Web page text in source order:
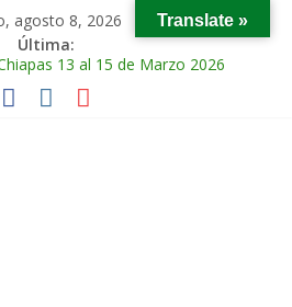
agosto 8, 2026
Última:
13 al 15 de Marzo 2026
31 de Octubre al 2 de
Translate »